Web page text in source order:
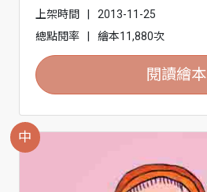
上架時間
2013-11-25
總點閱率
繪本11,880次
閱讀繪本
中